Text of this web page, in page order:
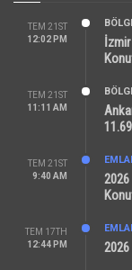
TEM 21ST
12:02 PM
İzmir
TEM 21ST
11:11 AM
TEM 21ST
9:40 AM
2026
TEM 17TH
12:44 PM
2026